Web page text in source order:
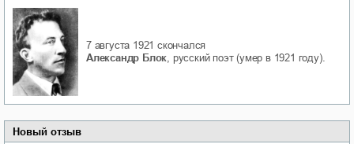
7 августа 1921 скончался
Александр Блок , русский поэт (умер в 1921 году).
Новый отзыв